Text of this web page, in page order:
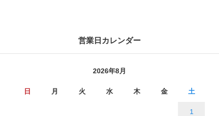
営業日カレンダー
2026年8月
日 月 火 水 木 金 土
1